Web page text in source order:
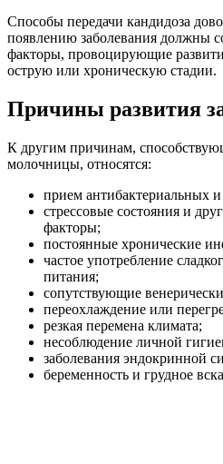
Способы передачи кандидоза
появлению заболевания должны
факторы, провоцирующие
острую или хроническую стадии.
Причины развития
К другим причинам,
молочницы, относятся:
прием антибактериальных
стрессовые состояния и
факторы;
постоянные хронические
частое употребление
питания;
сопутствующие
переохлаждение или
резкая перемена климата;
несоблюдение личной
заболевания эндокринной
беременность и грудное